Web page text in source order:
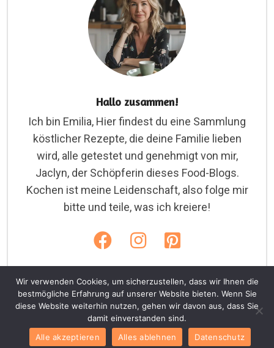
Hallo zusammen!
Ich bin Emilia, Hier findest du eine Sammlung
köstlicher Rezepte, die deine Familie lieben
wird, alle getestet und genehmigt von mir,
Jaclyn, der Schöpferin dieses Food-Blogs.
Kochen ist meine Leidenschaft, also folge mir
bitte und teile, was ich kreiere!
Copyright © 2026. Emiliarezepte.com
Home Cookies Datenschutz AGB
Wir verwenden Cookies, um sicherzustellen, dass wir Ihnen die
bestmögliche Erfahrung auf unserer Website bieten. Wenn Sie
diese Website weiterhin nutzen, gehen wir davon aus, dass Sie
damit einverstanden sind.
Alle akzeptieren
Alles ablehnen Datenschutz